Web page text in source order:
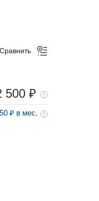
Сравнить
500 ₽
₽ в мес.